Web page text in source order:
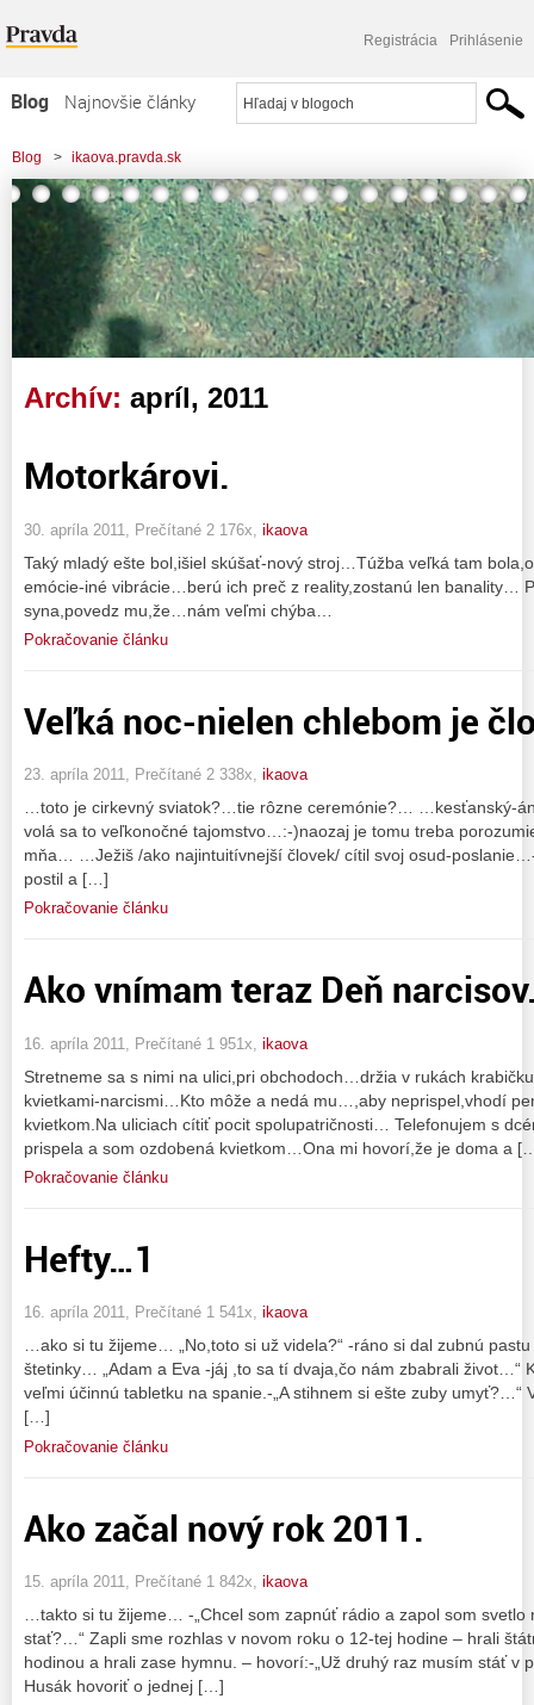
Registrácia Prihlásenie
Blog
Najnovšie články
Najčítanejšie články
Najkomentovanejšie články
Zoznam blogov
Komerčné blogy
Blog > ikaova.pravda.sk
Archív: apríl, 2011
Motorkárovi.
30. apríla 2011, Prečítané 2 176x, ikaova
Taký mladý ešte bol,išiel skúšať-nový stroj…Túžba veľká tam
emócie-iné vibrácie…berú ich preč z reality,zostanú len banality…
syna,povedz mu,že…nám veľmi chýba…
Pokračovanie článku
Veľká noc-nielen chlebom je
23. apríla 2011, Prečítané 2 338x, ikaova
…toto je cirkevný sviatok?…tie rôzne ceremónie?… …kesťanský-
volá sa to veľkonočné tajomstvo…:-)naozaj je tomu treba
mňa… …Ježiš /ako najintuitívnejší človek/ cítil svoj osud-
postil a […]
Pokračovanie článku
Ako vnímam teraz Deň
16. apríla 2011, Prečítané 1 951x, ikaova
Stretneme sa s nimi na ulici,pri obchodoch…držia v rukách
kvietkami-narcismi…Kto môže a nedá mu…,aby neprispel,vhodí
kvietkom.Na uliciach cítiť pocit spolupatričnosti… Telefonujem s
prispela a som ozdobená kvietkom…Ona mi hovorí,že je doma a
Pokračovanie článku
Hefty…1
16. apríla 2011, Prečítané 1 541x, ikaova
…ako si tu žijeme… „No,toto si už videla?“ -ráno si dal zubnú
štetinky… „Adam a Eva -jáj ,to sa tí dvaja,čo nám zbabrali život…“
veľmi účinnú tabletku na spanie.-„A stihnem si ešte zuby umyť?…“
[…]
Pokračovanie článku
Ako začal nový rok 2011.
15. apríla 2011, Prečítané 1 842x, ikaova
…takto si tu žijeme… -„Chcel som zapnúť rádio a zapol som
stať?…“ Zapli sme rozhlas v novom roku o 12-tej hodine – hrali
hodinou a hrali zase hymnu. – hovorí:-„Už druhý raz musím stáť v
Husák hovoriť o jednej […]